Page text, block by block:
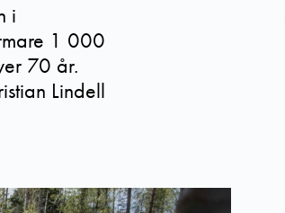
i
1 000
70 år.
Lindell